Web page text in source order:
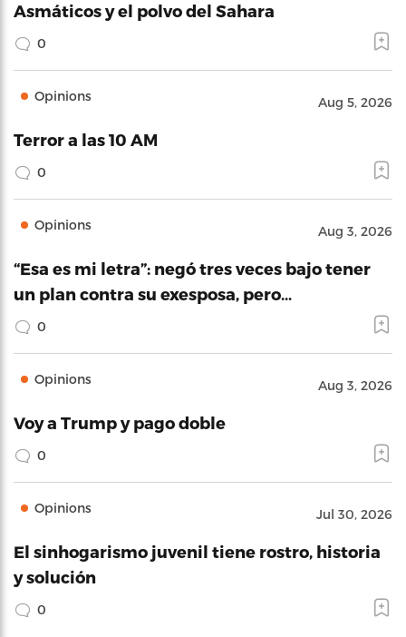
Asmáticos y el polvo del Sahara
0
Opinions Aug 5, 2026
Terror a las 10 AM
0
Opinions Aug 3, 2026
“Esa es mi letra”: negó tres veces bajo tener
un plan contra su exesposa, pero…
0
Opinions Aug 3, 2026
Voy a Trump y pago doble
0
Opinions Jul 30, 2026
El sinhogarismo juvenil tiene rostro, historia
y solución
0